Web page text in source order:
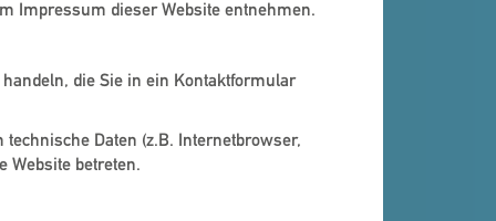
Impressum dieser Website entnehmen.
die Sie in ein Kontaktformular
Daten (z.B. Internetbrowser,
Website betreten.